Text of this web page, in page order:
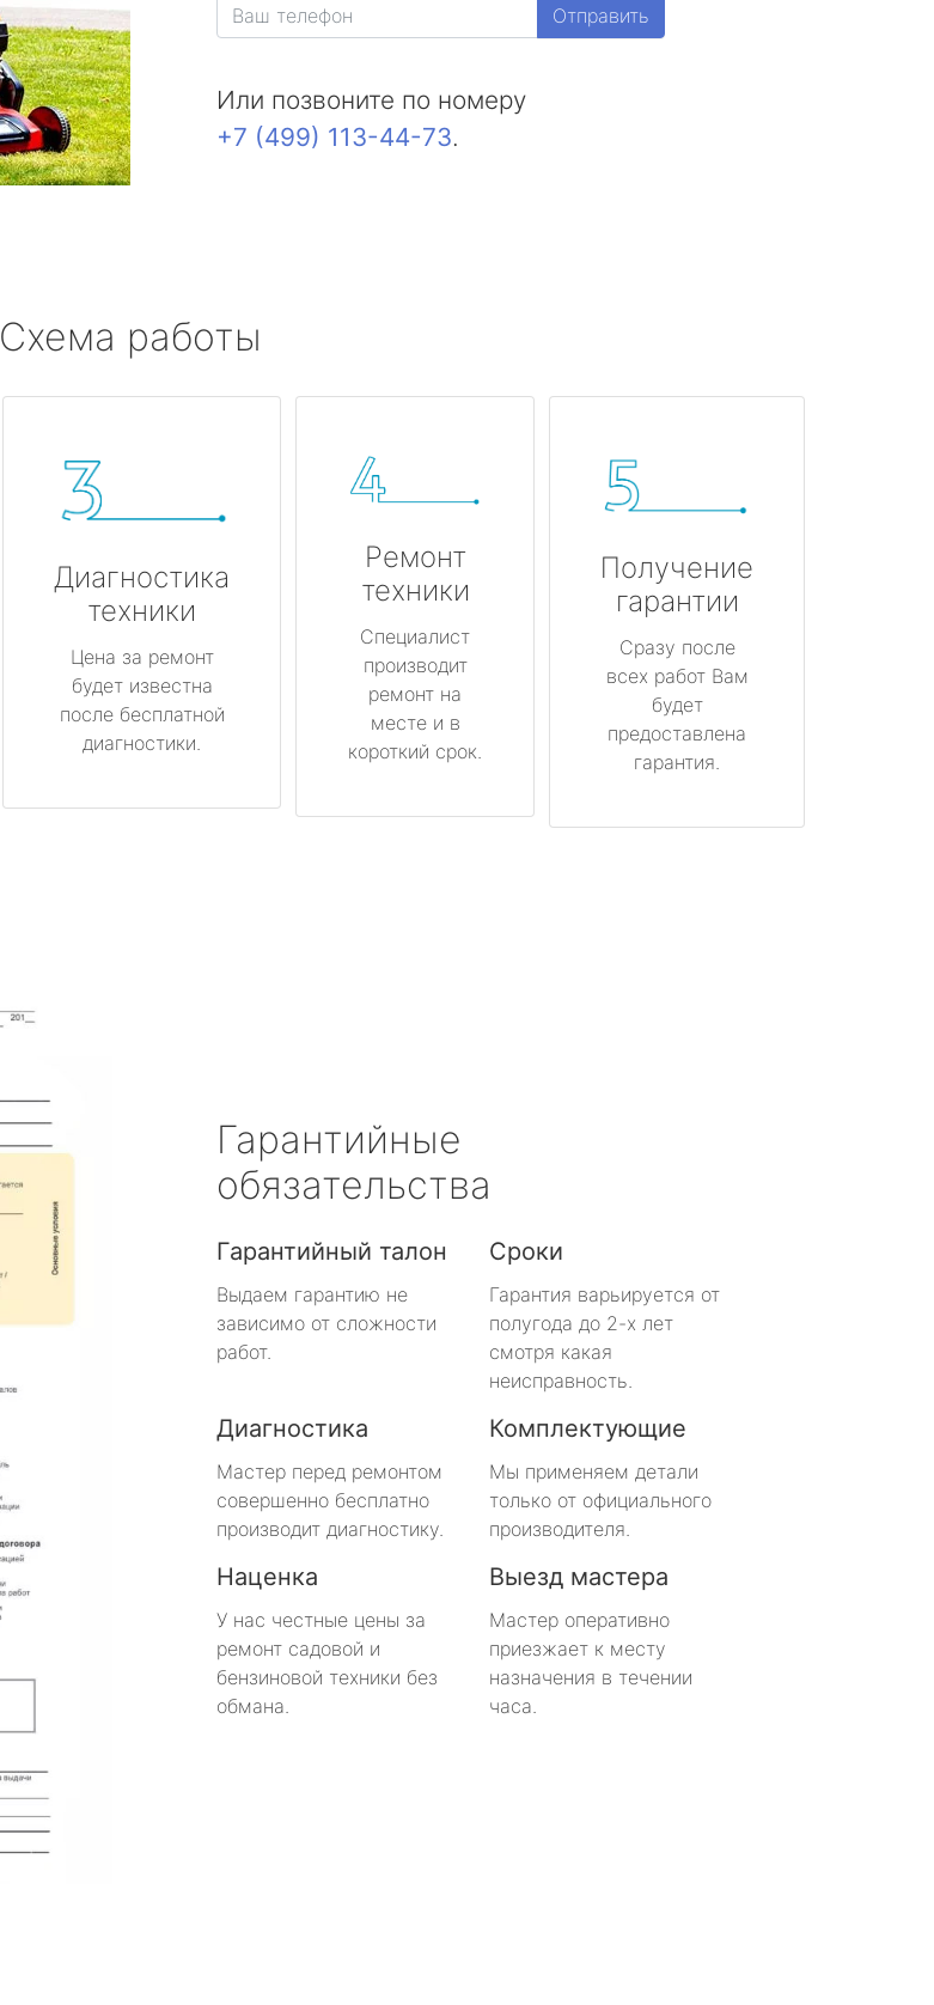
Отправить
Или позвоните по номеру
+7 (499) 113-44-73.
Схема работы
Диагностика
техники
Цена за ремонт
будет известна
после бесплатной
диагностики.
Ремонт
техники
Специалист
производит
ремонт на
месте и в
короткий срок.
Получение
гарантии
Сразу после
всех работ Вам
будет
предоставлена
гарантия.
Гарантийные
обязательства
Гарантийный талон
Выдаем гарантию не
зависимо от сложности
работ.
Сроки
Гарантия варьируется от
полугода до 2-х лет
смотря какая
неисправность.
Диагностика
Мастер перед ремонтом
совершенно бесплатно
производит диагностику.
Комплектующие
Мы применяем детали
только от официального
производителя.
Наценка
У нас честные цены за
ремонт садовой и
бензиновой техники без
обмана.
Выезд мастера
Мастер оперативно
приезжает к месту
назначения в течении
часа.